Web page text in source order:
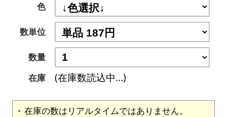
色
数単位
数量
在庫
(在庫数読込中...)
在庫の数はリアルタイムではありません。